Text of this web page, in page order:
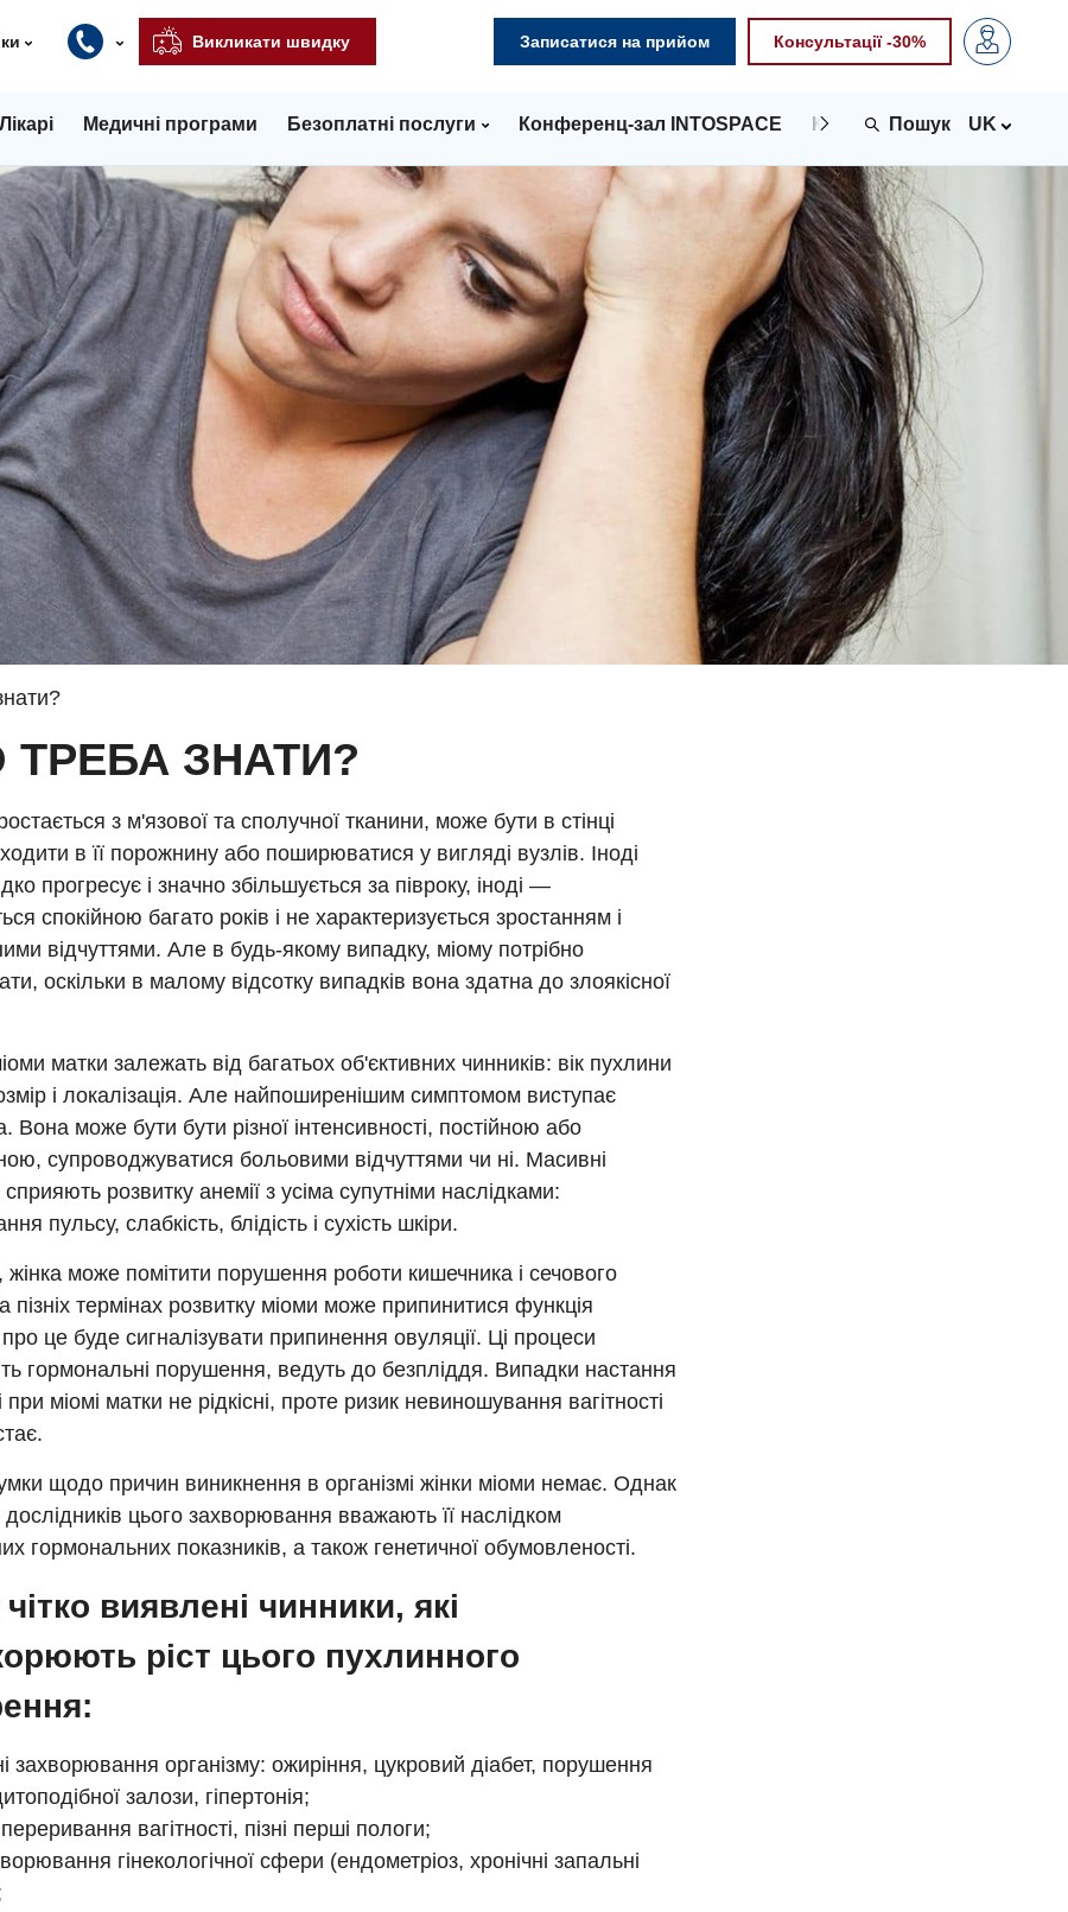
Викликати швидку Записатися на прийом Консультації -30%
Лікарі Медичні програми Безоплатні послуги Конференц-зал INTOSPACE Контакти UK
ЗНАТИ?
з м'язової та сполучної тканини, може бути в стінці
в її порожнину або поширюватися у вигляді вузлів. Іноді
прогресує і значно збільшується за півроку, іноді —
спокійною багато років і не характеризується зростанням і
відчуттями. Але в будь-якому випадку, міому потрібно
оскільки в малому відсотку випадків вона здатна до злоякісної
матки залежать від багатьох об'єктивних чинників: вік пухлини
і локалізація. Але найпоширенішим симптомом виступає
Вона може бути бути різної інтенсивності, постійною або
супроводжуватися больовими відчуттями чи ні. Масивні
сприяють розвитку анемії з усіма супутніми наслідками:
пульсу, слабкість, блідість і сухість шкіри.
жінка може помітити порушення роботи кишечника і сечового
пізніх термінах розвитку міоми може припинитися функція
про це буде сигналізувати припинення овуляції. Ці процеси
гормональні порушення, ведуть до безпліддя. Випадки настання
при міомі матки не рідкісні, проте ризик невиношування вагітності
щодо причин виникнення в організмі жінки міоми немає. Однак
дослідників цього захворювання вважають її наслідком
гормональних показників, а також генетичної обумовленості.
виявлені чинники, які
ріст цього пухлинного
захворювання організму: ожиріння, цукровий діабет, порушення
залози, гіпертонія;
вагітності, пізні перші пологи;
гінекологічної сфери (ендометріоз, хронічні запальні